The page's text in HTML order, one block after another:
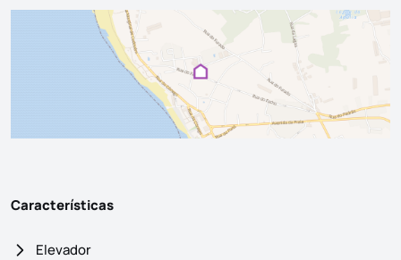
Características
Elevador